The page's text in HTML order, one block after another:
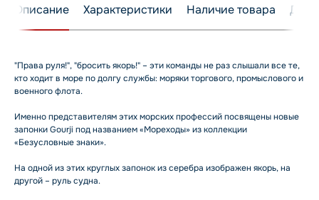
Описание Характеристики Наличие товара
"Права руля!", "бросить якорь!" – эти команды не раз слышали все те,
кто ходит в море по долгу службы: моряки торгового, промыслового и
военного флота.
Именно представителям этих морских профессий посвящены новые
запонки Gourji под названием «Мореходы» из коллекции
«Безусловные знаки».
На одной из этих круглых запонок из серебра изображен якорь, на
другой – руль судна.